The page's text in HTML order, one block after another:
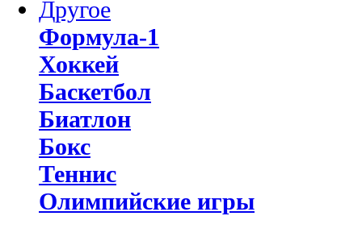
Другое
Формула-1
Хоккей
Баскетбол
Биатлон
Бокс
Теннис
Олимпийские игры